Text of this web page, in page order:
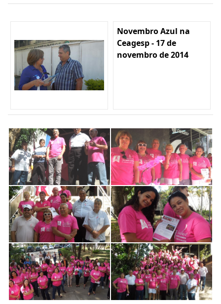
Novembro Azul na
Ceagesp - 17 de
novembro de 2014